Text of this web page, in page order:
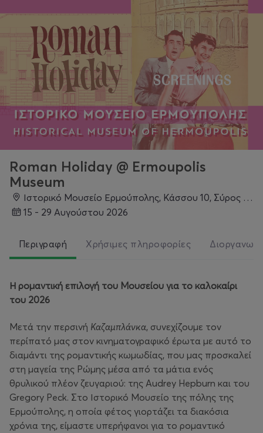
Roman Holiday @ Ermoupolis
Museum
Ιστορικό Μουσείο Ερμούπολης, Κάσσου 10, Σύρος Ερμούπολη 841 00, Ερμούπολη
15 - 29 Αυγούστου 2026
Περιγραφή Χρήσιμες πληροφορίες
Η ρομαντική επιλογή του Μουσείου για το καλοκαίρι
του 2026
Μετά την περσινή Καζαμπλάνκα, συνεχίζουμε τον
περίπατό μας στον κινηματογραφικό έρωτα με αυτό το
διαμάντι της ρομαντικής κωμωδίας, που μας προσκαλεί
στη μαγεία της Ρώμης μέσα από τα μάτια ενός
θρυλικού πλέον ζευγαριού: της Audrey Hepburn και του
Gregory Peck. Στο Ιστορικό Μουσείο της πόλης της
Ερμούπολης, η οποία φέτος γιορτάζει τα διακόσια
χρόνια της, είμαστε υπερήφανοι για το ρομαντικό